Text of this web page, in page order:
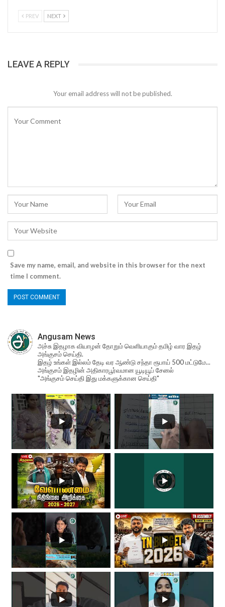
PREV NEXT
LEAVE A REPLY
Your email address will not be published.
Save my name, email, and website in this browser for the next
time I comment.
Angusam News
அச்சு இதழாக வியாழன் தோறும் வெளியாகும் தமிழ் வார இதழ்
அங்குசம் செய்தி.
இதழ் உங்கள் இல்லம் தேடி வர ஆண்டு சந்தா ரூபாய் 500 மட்டுமே...
அங்குசம் இதழின் அதிகாரபூர்வமான யூடியூப் சேனல்
"அங்குசம் செய்தி இது மக்களுக்கான செய்தி"